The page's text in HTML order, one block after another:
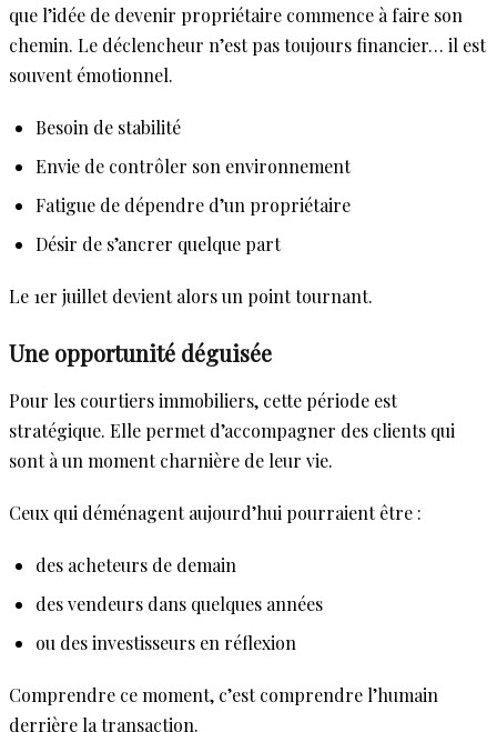
que l’idée de devenir propriétaire commence à faire son
chemin. Le déclencheur n’est pas toujours financier… il est
souvent émotionnel.
Besoin de stabilité
Envie de contrôler son environnement
Fatigue de dépendre d’un propriétaire
Désir de s’ancrer quelque part
Le 1er juillet devient alors un point tournant.
Une opportunité déguisée
Pour les courtiers immobiliers, cette période est
stratégique. Elle permet d’accompagner des clients qui
sont à un moment charnière de leur vie.
Ceux qui déménagent aujourd’hui pourraient être :
des acheteurs de demain
des vendeurs dans quelques années
ou des investisseurs en réflexion
Comprendre ce moment, c’est comprendre l’humain
derrière la transaction.